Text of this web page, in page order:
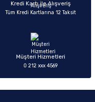
Kredi Kartı ile Alışveriş
Tüm Kredi Kartlarına 12 Taksit
Müşteri Hizmetleri
0 212 xxx 4569